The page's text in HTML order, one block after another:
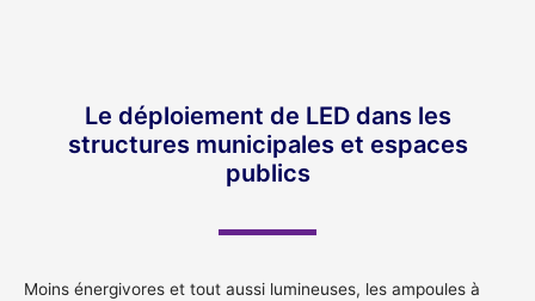
Le déploiement de LED dans les
structures municipales et espaces
publics
Moins énergivores et tout aussi lumineuses, les ampoules à